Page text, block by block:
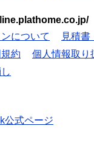
について 見積書
約 個人情報取り
公式ページ